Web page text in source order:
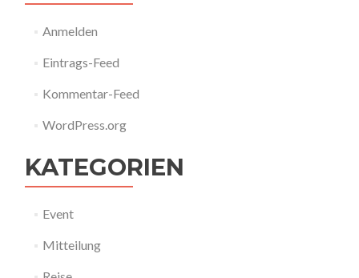
Anmelden
Eintrags-Feed
Kommentar-Feed
WordPress.org
KATEGORIEN
Event
Mitteilung